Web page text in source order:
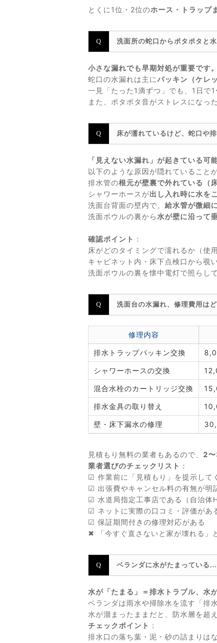
とくに1位・2位のホース・トラップ
洗面所の蛇口からポタポタと
小さな漏れでも早期対処が重要です
蛇口の水漏れは主にパッキン（ケレ
一見「たった1滴ずつ」でも、1日で
また、ポタポタ音がストレスになっ
床が濡れているけど、蛇口や
「見えない水漏れ」が起きている可
以下のような原因が隠れていること
排水管の根元が壁裏で外れている（
シャワーホースが出し入れ時に水を
洗面台背面の壁内で、 給水管が微細
洗面ボウルの裏から水が壁に沿って
確認ポイント ：
床がどのタイミングで濡れるか（使
キャビネット内・床下点検口から覗
洗面ボウルの裏を懐中電灯で照らし
洗面台の水漏れ、修理費用は
修理内容
排水トラップパッキン交換
シャワーホースの交換
混合水栓のカートリッジ交換
排水金具の取り替え
壁・床下漏水の修理
見積もり無料の業者もあるので、 2〜
業者選びのチェックリスト ：
☑ 作業前に「見積もり」を提示して
☑ 出張費やキャンセル料の有無が明
☑ 水道局指定工事店である（自治体
☑ ネットに実際の口コミ・評価があ
☑ 保証期間付きの修理対応がある
✖ 「今すぐ直さないと家が壊れる」
ベランダに水がたまっている
水が「たまる」＝排水トラブル、水
ベランダは雨水や掃除水を流す「排
水が溜まったままだと、防水層を超
チェックポイント ：
排水口の落ち葉・泥・砂の詰まりは